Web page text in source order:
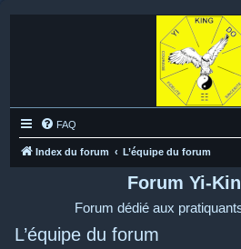
FAQ
Index du forum L’équipe du forum
Forum Yi-
Forum dédié aux
L’équipe du forum